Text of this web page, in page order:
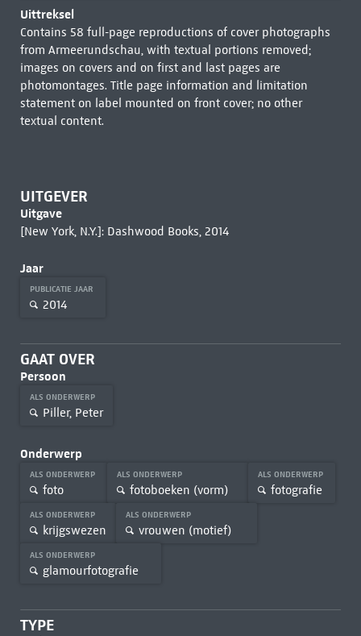
Uittreksel
Contains 58 full-page reproductions of cover photographs
from Armeerundschau, with textual portions removed;
images on covers and on first and last pages are
photomontages. Title page information and limitation
statement on label mounted on front cover; no other
textual content.
UITGEVER
Uitgave
[New York, N.Y.]: Dashwood Books, 2014
Jaar
PUBLICATIE JAAR
2014
GAAT OVER
Persoon
ALS ONDERWERP
Piller, Peter
Onderwerp
ALS ONDERWERP
foto
ALS ONDERWERP
fotoboeken (vorm)
ALS ONDERWERP
fotografie
ALS ONDERWERP
krijgswezen
ALS ONDERWERP
vrouwen (motief)
ALS ONDERWERP
glamourfotografie
TYPE